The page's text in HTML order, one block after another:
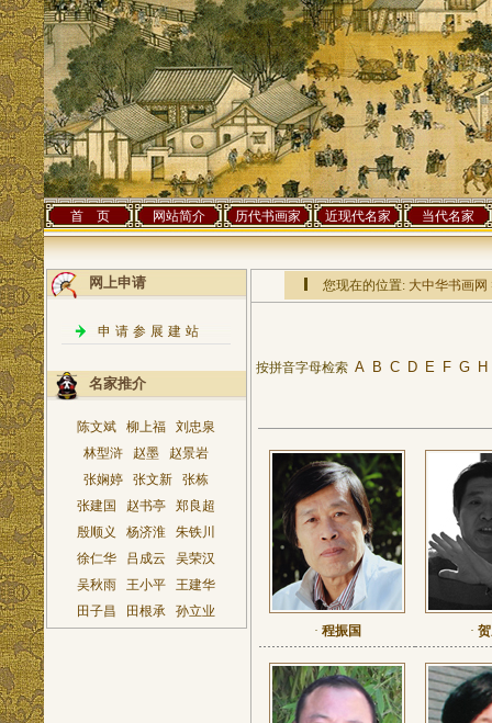
首 页 网站简介 历代书画家 近现代名家 当代名家
网上申请
申请参展建站
名家推介
陈文斌 柳上福
刘忠泉
林型浒
赵墨
赵景岩
张娴婷
张文新
张栋
张建国
赵书亭
郑良超
殷顺义
杨济淮
朱铁川
徐仁华
吕成云
吴荣汉
吴秋雨
王小平
王建华
田子昌
田根承 孙立业
您现在的位置: 大中华书画网
按拼音字母检索 A B C D E F G H
· 程振国 ·